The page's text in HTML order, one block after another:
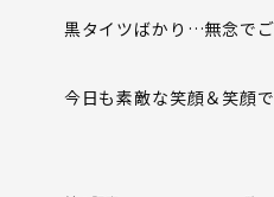
黒タイツばかり…無念でご
今日も素敵な笑顔＆笑顔で